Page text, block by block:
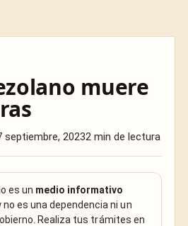
muere
septiembre, 20232 min de lectura
es un medio informativo
no es una dependencia ni un
Realiza tus trámites en